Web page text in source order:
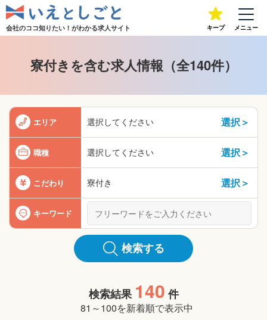
会社のココ知りたい！がわかる求人サイト キープ メニュー
寮付きを含む求人情報（全140件）
エリア 選択してください 選択＞
職種 選択してください 選択＞
こだわり 寮付き 選択＞
キーワード
検索する
検索結果 140 件
81～100を新着順で表示中